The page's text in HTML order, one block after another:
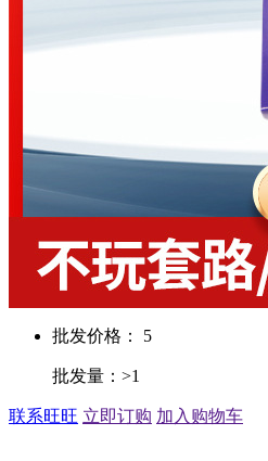
批发价格： 5
批发量：>1
联系旺旺 立即订购 加入购物车